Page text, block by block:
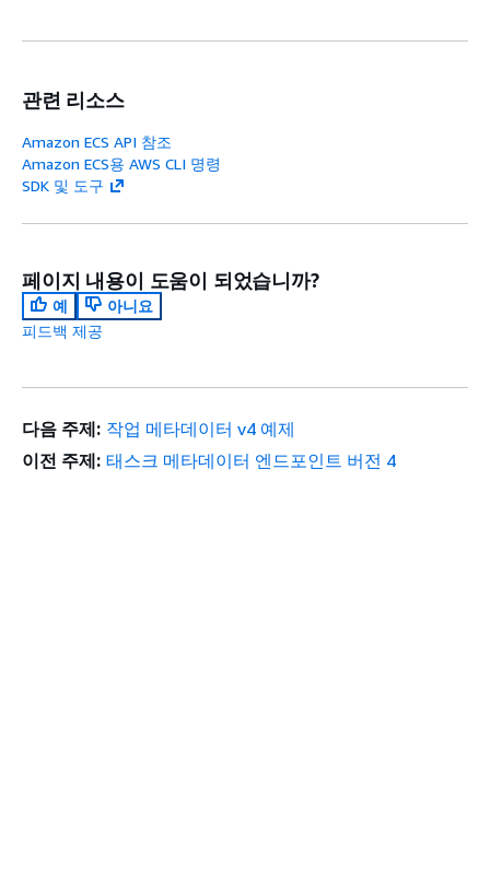
관련 리소스
Amazon ECS API 참조
Amazon ECS용 AWS CLI 명령
SDK 및 도구
페이지 내용이 도움이 되었습니까?
예
아니요
피드백 제공
다음 주제: 작업 메타데이터 v4 예제
이전 주제: 태스크 메타데이터 엔드포인트 버전 4